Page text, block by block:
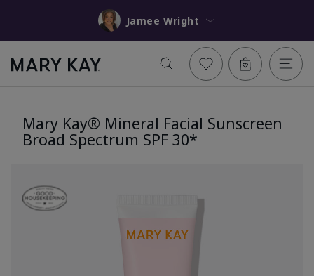
Jamee Wright
Mary Kay® Mineral Facial Sunscreen
Broad Spectrum SPF 30*